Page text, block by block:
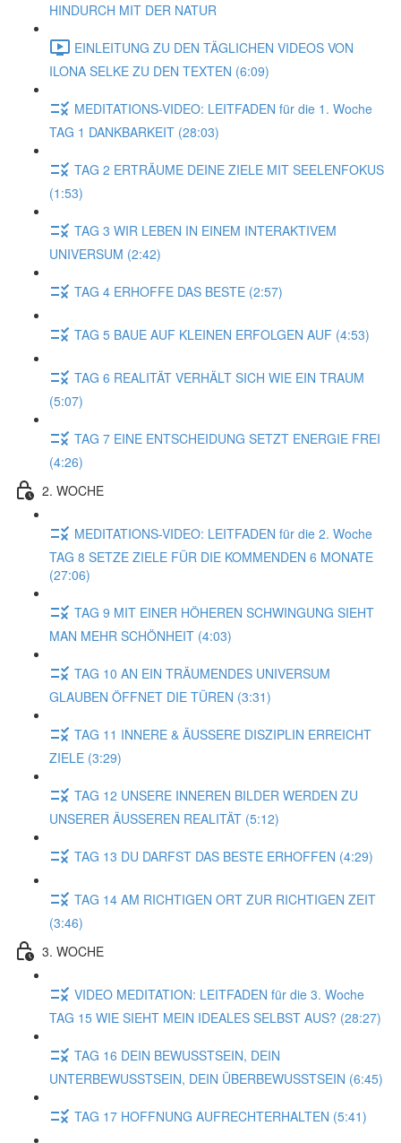
HINDURCH MIT DER NATUR
EINLEITUNG ZU DEN TÄGLICHEN VIDEOS VON
ILONA SELKE ZU DEN TEXTEN (6:09)
MEDITATIONS-VIDEO: LEITFADEN für die 1. Woche
TAG 1 DANKBARKEIT (28:03)
TAG 2 ERTRÄUME DEINE ZIELE MIT SEELENFOKUS
(1:53)
TAG 3 WIR LEBEN IN EINEM INTERAKTIVEM
UNIVERSUM (2:42)
TAG 4 ERHOFFE DAS BESTE (2:57)
TAG 5 BAUE AUF KLEINEN ERFOLGEN AUF (4:53)
TAG 6 REALITÄT VERHÄLT SICH WIE EIN TRAUM
(5:07)
TAG 7 EINE ENTSCHEIDUNG SETZT ENERGIE FREI
(4:26)
2. WOCHE
MEDITATIONS-VIDEO: LEITFADEN für die 2. Woche
TAG 8 SETZE ZIELE FÜR DIE KOMMENDEN 6 MONATE
(27:06)
TAG 9 MIT EINER HÖHEREN SCHWINGUNG SIEHT
MAN MEHR SCHÖNHEIT (4:03)
TAG 10 AN EIN TRÄUMENDES UNIVERSUM
GLAUBEN ÖFFNET DIE TÜREN (3:31)
TAG 11 INNERE & ÄUSSERE DISZIPLIN ERREICHT
ZIELE (3:29)
TAG 12 UNSERE INNEREN BILDER WERDEN ZU
UNSERER ÄUSSEREN REALITÄT (5:12)
TAG 13 DU DARFST DAS BESTE ERHOFFEN (4:29)
TAG 14 AM RICHTIGEN ORT ZUR RICHTIGEN ZEIT
(3:46)
3. WOCHE
VIDEO MEDITATION: LEITFADEN für die 3. Woche
TAG 15 WIE SIEHT MEIN IDEALES SELBST AUS? (28:27)
TAG 16 DEIN BEWUSSTSEIN, DEIN
UNTERBEWUSSTSEIN, DEIN ÜBERBEWUSSTSEIN (6:45)
TAG 17 HOFFNUNG AUFRECHTERHALTEN (5:41)